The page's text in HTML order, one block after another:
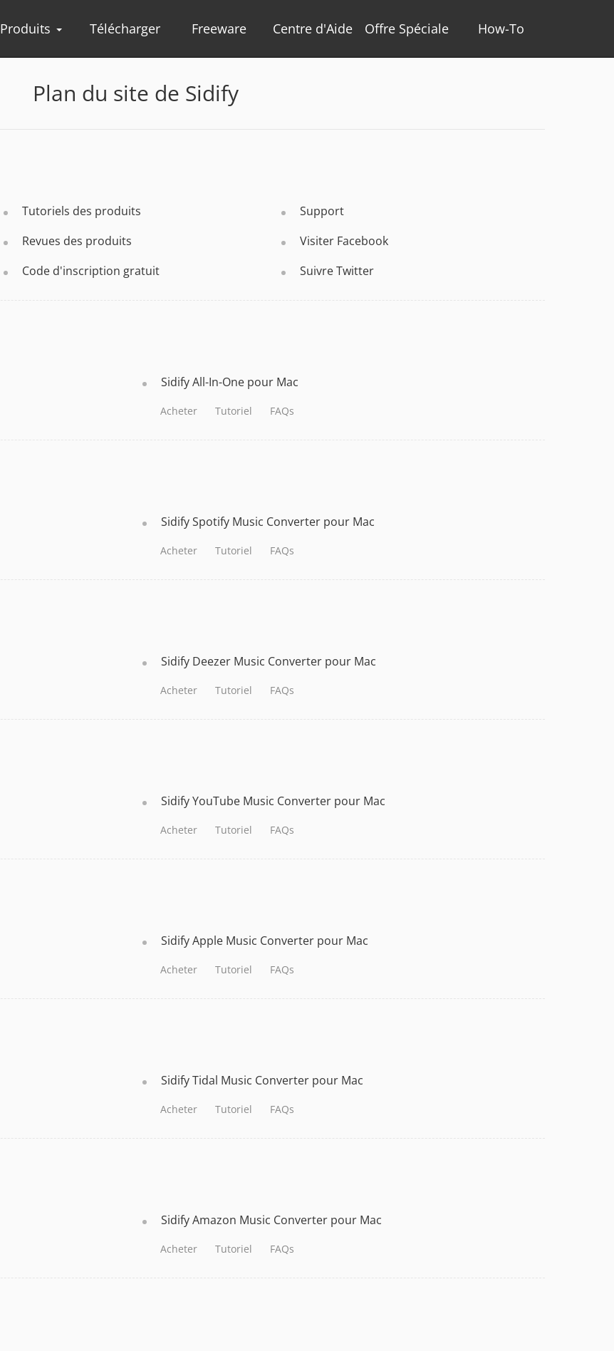
Produits Télécharger Freeware Centre d'Aide Offre Spéciale How-To
Plan du site de Sidify
Tutoriels des produits
Revues des produits
Code d'inscription gratuit
Support
Visiter Facebook
Suivre Twitter
Sidify All-In-One pour Mac
Acheter Tutoriel FAQs
Sidify Spotify Music Converter pour Mac
Acheter Tutoriel FAQs
Sidify Deezer Music Converter pour Mac
Acheter Tutoriel FAQs
Sidify YouTube Music Converter pour Mac
Acheter Tutoriel FAQs
Sidify Apple Music Converter pour Mac
Acheter Tutoriel FAQs
Sidify Tidal Music Converter pour Mac
Acheter Tutoriel FAQs
Sidify Amazon Music Converter pour Mac
Acheter Tutoriel FAQs